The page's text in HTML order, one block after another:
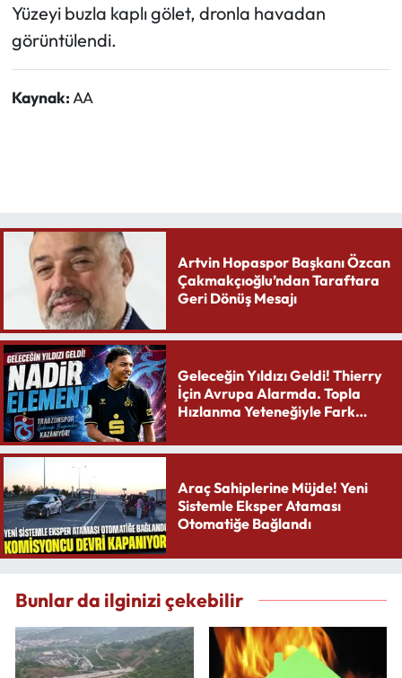
Yüzeyi buzla kaplı gölet, dronla havadan
görüntülendi.
Kaynak:AA
Artvin Hopaspor Başkanı Özcan
Çakmakçıoğlu’ndan Taraftara
Geri Dönüş Mesajı
Geleceğin Yıldızı Geldi! Thierry
İçin Avrupa Alarmda. Topla
Hızlanma Yeteneğiyle Fark
Araç Sahiplerine Müjde! Yeni
Sistemle Eksper Ataması
Otomatiğe Bağlandı
Bunlar da ilginizi çekebilir
Turizm
Teknoloji